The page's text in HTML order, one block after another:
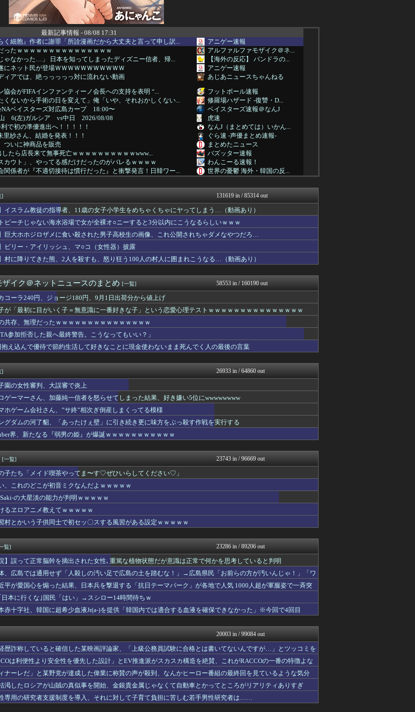
最新記事情報 - 08/08 17:31
く細胞』作者に謝罪「所詮漫画だから大丈夫と言って申し訳...
アニゲー速報
ったｗｗｗｗｗｗｗｗｗｗｗｗｗｗｗ
アルファルファモザイク＠ネ...
ゃなかった…」 日本を知ってしまったディズニー信者、帰...
【海外の反応】 パンドラの...
にネット民が登場ＷＷＷＷＷＷＷＷＷＷＷ
アニゲー速報
ィアでは、絶っっっっっ対に流れない動画
あじあニュースちゃんねる
協会がFIFAインファンティーノ会長への支持を表明 “...
フットボール速報
くないから手術の日を変えて」俺「いや、それおかしくない...
修羅場ハザード -復讐・D...
ベイスターズ対広島カープ 18:00〜
ベイスターズ速報＠なんJ
山 6(左)ガルシア vs中日 2026/08/08
虎速
で初の準優進出へ！！！！！
なんJ（まとめては）いかん...
紗さん、結婚を発表！！！
ぐら速 -声優まとめ速報-
ついに神商品を販売
まとめたニュース
したら店長来て無事死亡ｗｗｗｗｗｗｗｗｗｗwww...
バズッター速報
カウト」、やってる感だけだったのがバレるｗｗｗｗ
わんこーる速報！
関係者が『不適切接待は慣行だった』と衝撃発言！日韓ワー...
世界の憂鬱 海外・韓国の反...
伊藤匠二冠に勝ち、準決勝進出
2ch名人
世代も「テレビ離れ」が始まる
かせまと！
ーが転がり込んでガチで東北最強へｗｗｗｗｗｗｗｗｗｗ
なんJクエスト
新幹線」を史上初めて検討開始
なんJ PRIDE
日？せや影分身送ったろ！」←これｗｗｗ
アニはつ -アニメ発信場-
、このメンツに混ざるほど凄かったｗｗｗｗｗ
【サッカー まとめ】サカラ...
物が家を占領してる。単身赴任でほとんど帰らない癖に.....
鬼女の宅配便 - 修羅場・...
ス・ホワイトが2027年WNBAドラフトへの参加を宣言
バスケまとめ・COM
数と割合」反論「そんなはずはない、日本は上位なはずだ」...
なんJクエスト
歳という事実…初の「おことば」にネット民驚嘆
NEWSまとめもりー｜2c...
ーエバーヤングが函館競馬場へ入厩 573キロ 矢作師「...
ウマ娘うまぴょい速報
は尽くしました」陰キャ女子「…ﾋｭｯ」→結果・・・
新曲『YESかNOか私か』をハロコンで初披露ｷﾀ━...
℃-ute派なんday
LINE流出ｗｗｗｗｗｗｗｗｗｗｗｗ
なんJミュージアム
コーデが可愛すぎると話題に
脳幹を摘出された女性､重篤な植物状態だが意識は正常で何...
おーるじゃんる
禁断のデスゲーム！？
トレンドの通り道
位、もう覆すことができないレベルで固定される
ぶる速-VIP
去にするフィギュアがこちらｗｗｗｗｗ
なんJクエスト
ーにじゃがいもはいらない」・・・・・・・・・
なんJクエスト
2兆円の超巨大データセンター建てるわ」
親の髪を切った友達が笑顔で「はい、次〇〇の番！」とハサ...
修羅場ライフ速報
」の手塚国光の零式サーブ、ガチで強すぎるｗｗｗｗ
最強ジャンプ放送局
ビデオ屋、そのまま時が止まってしまっていると話題にｗ...
値下げなんてしないよ」←これ！
不思議.net - 5ch...
、大誤審で炎上
アニゲー速報
たちは、みんなで海に行くそうですよ
りを続ける女性客に警備員を呼ぶと伝えた。すると会計台を...
修羅の華-家庭・生活まとめ
会社がステマで措置命令！←「知ってた」（海外の反応）
海外さんいらっしゃい 海外...
テレビ離れ｣が始まった…10代後半～20代の約7割...
スカ生脚姿が意外とエロいと話題
いたしん！
んだけど」
ジョージ180円、9月1日出荷分から値上げ
親へ最終警告。こうなってもいい？」
ど画面の端から端まで行くんだな！
艦これ速報 艦隊これくしょ...
」←これｗｗｗｗｗ
ーン王子が日本人女性とデートか？
1000mg
ょっとの勇気と情熱でしょう」【IF】
SS 森きのこ！
つぎ込んだ税務署職員さん、3億3400万円しか回...
なんJクエスト
とかいうチー牛向けコンテンツが入ってくるのは許せない...
ゲーム実況者速報＠YouT...
たら、具材そのまま出してくれたら、 そのまま食べるから...
ほんわかMkⅡ
は無料で配信見れるのか助かるな（8/9）
コンテンツ・声優 | ラブ...
わないんだったら呼ぶな！」 涙ながらに訴え「俺を何...
すぎんだろ・・・
乃木通 乃木坂46櫻坂46...
秘儀」裁定
スターライト速報 -遊戯王...
住したがる若者が多いんだ？私に見えない何かが見えてい...
ズ！！
アナきゃぷ速報
攻略中にモガ落ちたんだけどE5甲で使うために育てる価...
あ艦これ ～艦隊これくしょ...
発の主導権を握りつつあるよな → 「どうせアメリカは...
Red4 海外の反応まとめ
ション持ちも基礎年金受給対象？おかしいだろ！」政府の...
韓国ニュース反応まとめ
の指導者、11歳の女子小学生をめちゃくちゃにヤってしま...
ポッカキット
着るブランドwww
ファ板速報
は？
カンダタ速報
熱中症で死亡 スポーツドリンクやゼリー飲料持参も
資格ちゃんねる
] 131619 in / 85314 out
イスラム教徒の指導者、11歳の女子小学生をめちゃくちゃにヤってしまう…（動画あり）
ビーチじゃない海水浴場で女が全裸オ○ニーすると3分以内にこうなるらしいｗｗｗ
巨大ホホジロザメに食い殺された男子高校生の画像、これ公開されちゃダメなやつだろ…
ビリー・アイリッシュ、マ○コ（女性器）披露
村に降りてきた熊、2人を殺すも、怒り狂う100人の村人に囲まれこうなる…（動画あり）
イク＠ネットニュースのまとめ [一覧] 58553 in / 160190 out
コーラ240円、ジョージ180円、9月1日出荷分から値上げ
が「最初に目がいく子＝無意識に一番好きな子」という恋愛心理テストｗｗｗｗｗｗｗｗｗｗｗｗｗｗｗ
】
共存、無理だったｗｗｗｗｗｗｗｗｗｗｗｗｗｗｗ
参加拒否した親へ最終警告。こうなってもいい？」
え込んで優待で節約生活して好きなことに現金使わないまま死んでく人の最後の言葉
] 26933 in / 64860 out
園の女性審判、大誤審で炎上
ゲーマーさん、加藤純一信者を怒らせてしまった結果、好き嫌い5位にwwwwwwww
ホゲーム会社さん、”サ終”相次ぎ倒産しまくってる模様
グダムの河了貂、「あったけぇ壁」に引き続き更に味方をぶっ殺す作戦を実行する
界、新たなる『弱男の姫』が爆誕ｗｗｗｗｗｗｗｗｗｗｗ
[一覧] 23743 in / 96669 out
子たち「メイド喫茶やってま〜す♡ぜひいらしてください♡」
、これのどこが初音ミクなんだよｗｗｗｗｗ
Saki-の大星淡の能力が判明ｗｗｗｗｗ
るヱロアニメ教えてｗｗｗｗｗ
村とかいう子供同士で初セッ〇スする風習がある設定ｗｗｗｗｗ
覧] 23286 in / 89206 out
】誤って正常脳幹を摘出された女性､重篤な植物状態だが意識は正常で何かを思考していると判明
、広島では通用せず「人殺しの汚い足で広島の土を踏むな！」→広島県民「お前らの方が汚いんじゃ！」「ワ
民じゃ」
平が愛国心を煽った結果、日本兵を撃退する「抗日テーマパーク」が各地で人気 1000人超が軍服姿で一斉突
日本に行くな｣国民「はい」→スシロー14時間待ちｗ
赤十字社、韓国に超希少血液Jr(a-)を提供「韓国内では適合する血液を確保できなかった」※今回で4回目
20003 in / 99084 out
歴詐称していると確信した某映画評論家、「上級公務員試験に合格とは書いてないんですが…」とツッコミを
…… は利便性より安全性を優先した設計」とEV推進派がスカスカ構造を絶賛、これがRACCOの一番の特徴よな
ナーレだ」と某野党が達成した偉業に称賛の声が殺到、なんかヒーロー番組の最終回を見ているような気分
渇したロシアが山賊の真似事を開始、金銀貴金属じゃなくて自動車とかってところがリアリティありすぎ
専用の研究者支援制度を導入、それに対して子育て負担に苦しむ若手男性研究者は……